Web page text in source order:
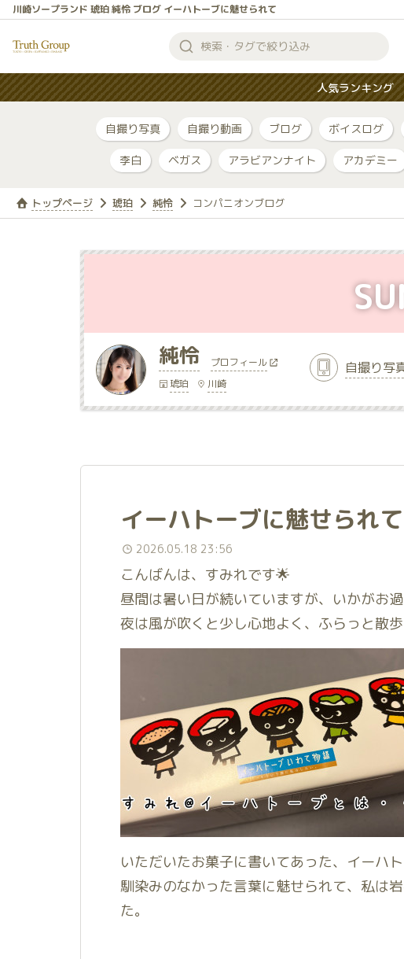
川崎ソープランド 琥珀 純怜 ブログ イーハトーブに魅せられて
索
す
る
人気ランキング
自撮り写真 自撮り動画 ブログ ボイスログ
李白 ベガス アラビアンナイト アカデミー
トップページ 琥珀 純怜 コンパニオンブログ
純怜
プロフィール
琥珀
川崎
自撮り写
イーハトーブに魅せられて
2026.05.18 23:56
こんばんは、すみれです🌟
昼間は暑い日が続いていますが、いかがお過
夜は風が吹くと少し心地よく、ふらっと散
いただいたお菓子に書いてあった、イーハ
馴染みのなかった言葉に魅せられて、私は
た。